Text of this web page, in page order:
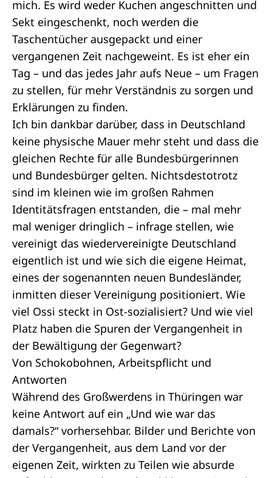
mich. Es wird weder Kuchen angeschnitten und
Sekt eingeschenkt, noch werden die
Taschentücher ausgepackt und einer
vergangenen Zeit nachgeweint. Es ist eher ein
Tag – und das jedes Jahr aufs Neue – um Fragen
zu stellen, für mehr Verständnis zu sorgen und
Erklärungen zu finden.
Ich bin dankbar darüber, dass in Deutschland
keine physische Mauer mehr steht und dass die
gleichen Rechte für alle Bundesbürgerinnen
und Bundesbürger gelten. Nichtsdestotrotz
sind im kleinen wie im großen Rahmen
Identitätsfragen entstanden, die – mal mehr
mal weniger dringlich – infrage stellen, wie
vereinigt das wiedervereinigte Deutschland
eigentlich ist und wie sich die eigene Heimat,
eines der sogenannten neuen Bundesländer,
inmitten dieser Vereinigung positioniert. Wie
viel Ossi steckt in Ost-sozialisiert? Und wie viel
Platz haben die Spuren der Vergangenheit in
der Bewältigung der Gegenwart?
Von Schokobohnen, Arbeitspflicht und
Antworten
Während des Großwerdens in Thüringen war
keine Antwort auf ein „Und wie war das
damals?“ vorhersehbar. Bilder und Berichte von
der Vergangenheit, aus dem Land vor der
eigenen Zeit, wirkten zu Teilen wie absurde